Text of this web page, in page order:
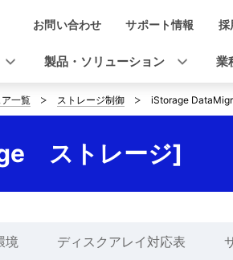
お問い合わせ サポート情報 採
製品・ソリューション 業
一覧 ストレージ制御 iStorage
ストレージ]
境 ディスクアレイ対応表